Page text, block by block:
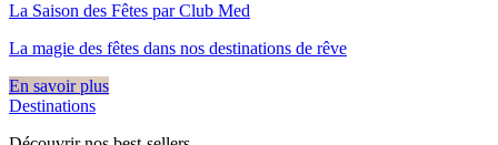
La Saison des Fêtes par Club Med
La magie des fêtes dans nos destinations de rêve​
En savoir plus
Destinations